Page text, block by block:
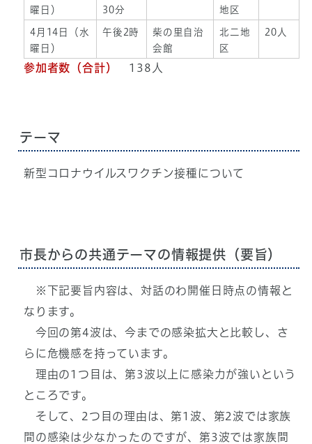
曜日）
30分
地区
4月14日（水
曜日）
午後2時
柴の里自治
会館
北二地
区
20人
参加者数（合計） 138人
テーマ
新型コロナウイルスワクチン接種について
市長からの共通テーマの情報提供（要旨）
※下記要旨内容は、対話のわ開催日時点の情報と
なります。
今回の第4波は、今までの感染拡大と比較し、さ
らに危機感を持っています。
理由の1つ目は、第3波以上に感染力が強いという
ところです。
そして、2つ目の理由は、第1波、第2波では家族
間の感染は少なかったのですが、第3波では家族間